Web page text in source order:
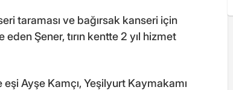
taraması ve bağırsak kanseri için
eden Şener, tırın kentte 2 yıl hizmet
eşi Ayşe Kamçı, Yeşilyurt Kaymakamı